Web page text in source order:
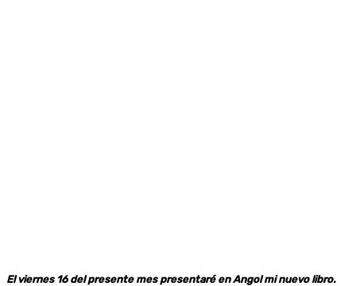
El viernes 16 del presente mes presentaré en Angol mi nuevo libro.